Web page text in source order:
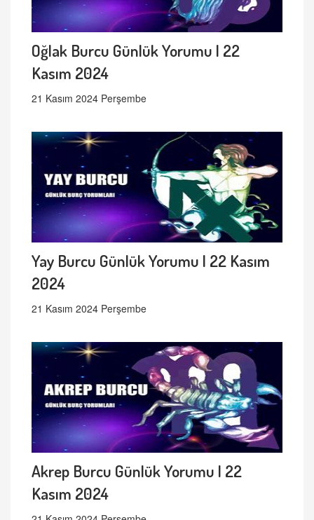
Oğlak Burcu Günlük Yorumu | 22
Kasım 2024
21 Kasım 2024 Perşembe
Yay Burcu Günlük Yorumu | 22 Kasım
2024
21 Kasım 2024 Perşembe
Akrep Burcu Günlük Yorumu | 22
Kasım 2024